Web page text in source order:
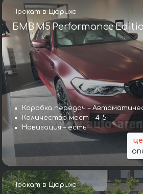
Прокат в Цюрихе
БМВ M5 Performance
Коробка передач –
Количество мест – 4-5
Навигация – есть
Прокат в Цюрихе